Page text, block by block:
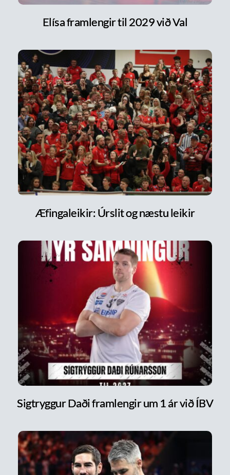
Elísa framlengir til 2029 við Val
Æfingaleikir: Úrslit og næstu leikir
Sigtryggur Daði framlengir um 1 ár við ÍBV